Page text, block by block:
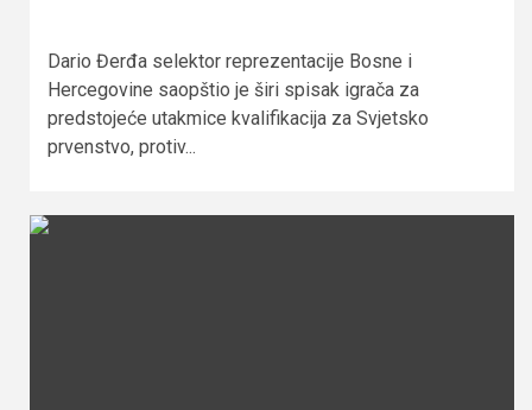
Dario Đerđa selektor reprezentacije Bosne i
Hercegovine saopštio je širi spisak igrača za
predstojeće utakmice kvalifikacija za Svjetsko
prvenstvo, protiv...